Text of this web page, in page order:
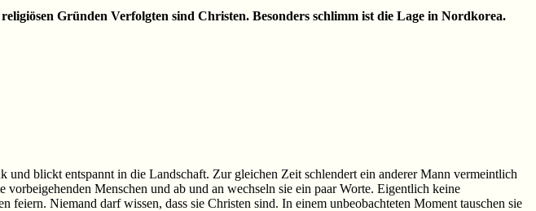
Gründen Verfolgten sind Christen. Besonders schlimm ist die Lage in Nordkorea.
blickt entspannt in die Landschaft. Zur gleichen Zeit schlendert ein anderer Mann vermeintlich
Menschen und ab und an wechseln sie ein paar Worte. Eigentlich keine
Niemand darf wissen, dass sie Christen sind. In einem unbeobachteten Moment tauschen sie